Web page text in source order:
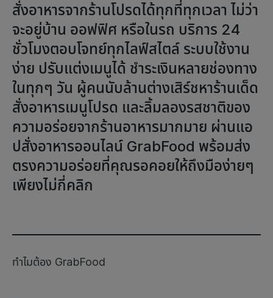
สั่งอาหารจากร้านโปรดได้ทุกที่ทุกเวลา ไม่ว่า
จะอยู่บ้าน ออฟฟิศ หรือในรถ บริการ 24
ชั่วโมงตอบโจทย์ทุกไลฟ์สไตล์ ระบบใช้งาน
ง่าย ปรับแต่งเมนูได้ ชำระเงินหลายช่องทาง
ในทุกๆ วัน ผู้คนนับล้านต่างเสิร์ชหาร้านเด็ด
สั่งอาหารเมนูโปรด และลิ้มลองรสชาติของ
ความอร่อยจากร้านอาหารมากมาย ผ่านแอ
ปสั่งอาหารออนไลน์ GrabFood พร้อมส่ง
ตรงความอร่อยที่คุณรอคอยให้ถึงมือง่ายๆ
เพียงไม่กี่คลิก
ทำไมต้อง GrabFood